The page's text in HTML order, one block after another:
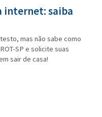
internet: saiba
mas não sabe como
SP e solicite suas
sair de casa!